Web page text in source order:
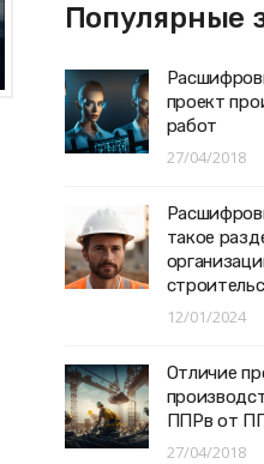
Популярные
проект
работ
27/04/2018
такое
12/01/2024
Отличие
ППРв от
27/04/2018